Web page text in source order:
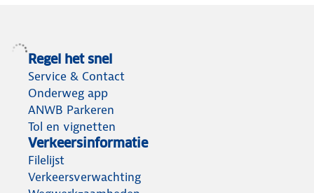
Regel het snel
Service & Contact
Onderweg app
ANWB Parkeren
Tol en vignetten
Verkeersinformatie
Filelijst
Verkeersverwachting